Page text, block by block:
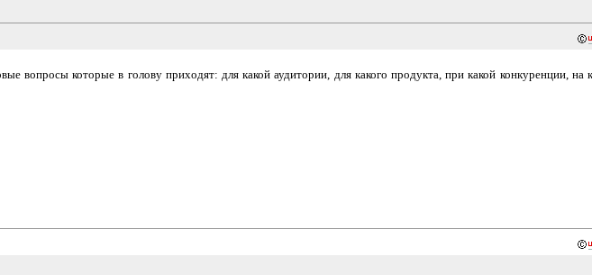
вопросы которые в голову приходят: для какой аудитории, для какого продукта, при какой конкуренции, на